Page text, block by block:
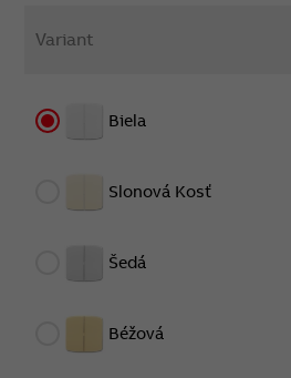
Variant
Biela
Slonová Kosť
Šedá
Béžová